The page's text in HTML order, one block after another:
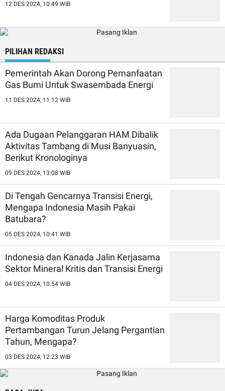
12 DES 2024, 10:49 WIB
PILIHAN REDAKSI
Pemerintah Akan Dorong Pemanfaatan
Gas Bumi Untuk Swasembada Energi
11 DES 2024, 11:12 WIB
Ada Dugaan Pelanggaran HAM Dibalik
Aktivitas Tambang di Musi Banyuasin,
Berikut Kronologinya
09 DES 2024, 13:08 WIB
Di Tengah Gencarnya Transisi Energi,
Mengapa Indonesia Masih Pakai
Batubara?
05 DES 2024, 10:41 WIB
Indonesia dan Kanada Jalin Kerjasama
Sektor Mineral Kritis dan Transisi Energi
04 DES 2024, 10:54 WIB
Harga Komoditas Produk
Pertambangan Turun Jelang Pergantian
Tahun, Mengapa?
03 DES 2024, 12:23 WIB